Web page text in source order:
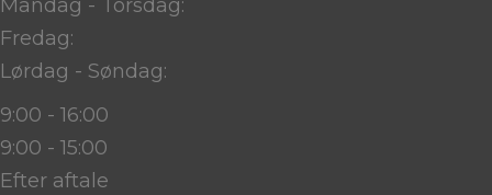
Mandag - Torsdag:
Fredag:
Lørdag - Søndag:
9:00 - 16:00
9:00 - 15:00
Efter aftale